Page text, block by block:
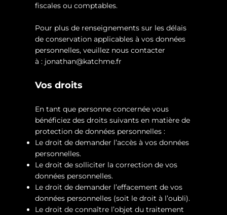
fiscales ou comptables.
Pour plus de renseignements sur les délais
de conservation applicables à vos données
personnelles, veuillez nous contacter
à : jonathan@katchme.fr
Vos droits
En tant que personne concernée vous
bénéficiez des droits suivants en matière de
protection de données personnelles :
Le droit de demander l’accès à vos données
personnelles.
Le droit de solliciter la correction de vos
données personnelles.
Le droit de demander l’effacement de vos
données personnelles (soit le droit à l’oubli).
Le droit de connaître l’objet du traitement